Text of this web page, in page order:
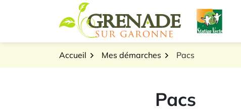
Logo Grenade sur
Accueil Mes démarches Pacs
Pacs